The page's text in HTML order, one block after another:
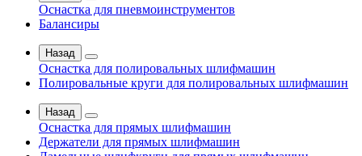
Оснастка для пневмоинструментов
Балансиры
Назад
Оснастка для полировальных шлифмашин
Полировальные круги для полировальных шлифмашин
Назад
Оснастка для прямых шлифмашин
Держатели для прямых шлифмашин